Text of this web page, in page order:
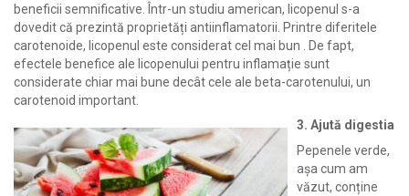
beneficii semnificative. Într-un studiu american, licopenul s-a
dovedit că prezintă proprietăți antiinflamatorii. Printre diferitele
carotenoide, licopenul este considerat cel mai bun . De fapt,
efectele benefice ale licopenului pentru inflamație sunt
considerate chiar mai bune decât cele ale beta-carotenului, un
carotenoid important.
3. Ajută digestia
Pepenele verde,
așa cum am
văzut, conține